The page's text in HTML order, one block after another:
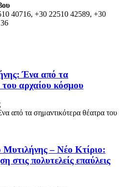
40716, +30 22510 42589, +30
Ένα από τα
αρχαίου κόσμου
από τα σημαντικότερα θέατρα του
Μυτιλήνης – Νέο Κτίριο:
στις πολυτελείς επαύλεις